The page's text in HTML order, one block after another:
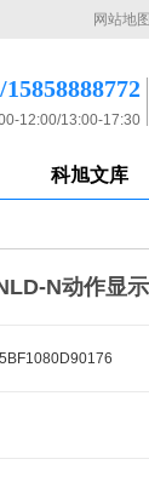
网站地图
12:00/13:00-17:30
科旭文库
N动作显